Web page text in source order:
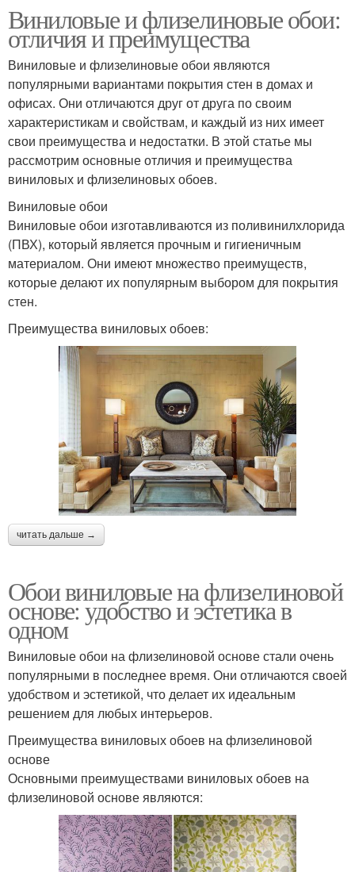
Виниловые и флизелиновые обои:
отличия и преимущества
Виниловые и флизелиновые обои являются
популярными вариантами покрытия стен в домах и
офисах. Они отличаются друг от друга по своим
характеристикам и свойствам, и каждый из них имеет
свои преимущества и недостатки. В этой статье мы
рассмотрим основные отличия и преимущества
виниловых и флизелиновых обоев.
Виниловые обои
Виниловые обои изготавливаются из поливинилхлорида
(ПВХ), который является прочным и гигиеничным
материалом. Они имеют множество преимуществ,
которые делают их популярным выбором для покрытия
стен.
Преимущества виниловых обоев:
читать дальше →
Обои виниловые на флизелиновой
основе: удобство и эстетика в
одном
Виниловые обои на флизелиновой основе стали очень
популярными в последнее время. Они отличаются своей
удобством и эстетикой, что делает их идеальным
решением для любых интерьеров.
Преимущества виниловых обоев на флизелиновой
основе
Основными преимуществами виниловых обоев на
флизелиновой основе являются: